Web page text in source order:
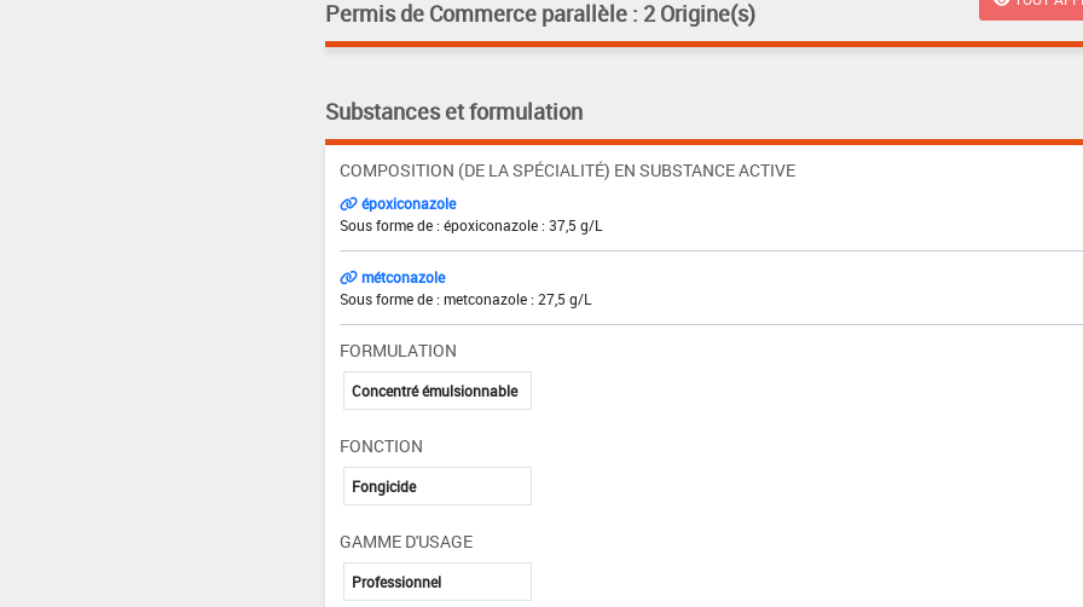
Permis de Commerce parallèle : 2 Origine(s)
Substances et formulation
COMPOSITION (DE LA SPÉCIALITÉ) EN SUBSTANCE ACTIVE
époxiconazole
Sous forme de : époxiconazole : 37,5 g/L
métconazole
Sous forme de : metconazole : 27,5 g/L
FORMULATION
Concentré émulsionnable
FONCTION
Fongicide
GAMME D'USAGE
Professionnel